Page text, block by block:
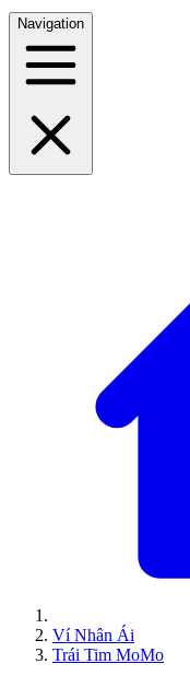
Navigation
Ví Nhân Ái
Trái Tim MoMo